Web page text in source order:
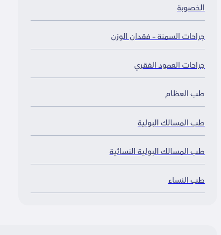
السمنة – فقدان الوزن
العمود الفقري
العظام
المسالك البولية
المسالك البولية النسائية
النساء